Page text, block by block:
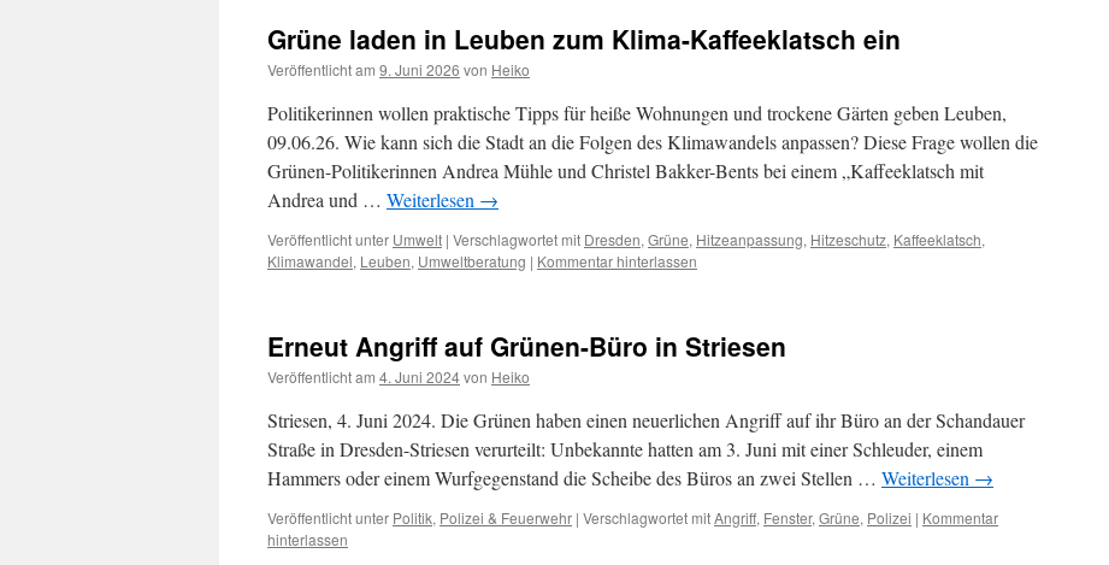
Grüne laden in Leuben zum Klima-Kaffeeklatsch ein
Veröffentlicht am 9. Juni 2026 von Heiko
Politikerinnen wollen praktische Tipps für heiße Wohnungen und trockene Gärten geben Leuben,
09.06.26. Wie kann sich die Stadt an die Folgen des Klimawandels anpassen? Diese Frage wollen die
Grünen-Politikerinnen Andrea Mühle und Christel Bakker-Bents bei einem „Kaffeeklatsch mit
Andrea und … Weiterlesen →
Veröffentlicht unter Umwelt | Verschlagwortet mit Dresden, Grüne, Hitzeanpassung, Hitzeschutz, Kaffeeklatsch,
Klimawandel, Leuben, Umweltberatung | Kommentar hinterlassen
Erneut Angriff auf Grünen-Büro in Striesen
Veröffentlicht am 4. Juni 2024von Heiko
Striesen, 4. Juni 2024. Die Grünen haben einen neuerlichen Angriff auf ihr Büro an der Schandauer
Straße in Dresden-Striesen verurteilt: Unbekannte hatten am 3. Juni mit einer Schleuder, einem
Hammers oder einem Wurfgegenstand die Scheibe des Büros an zwei Stellen … Weiterlesen →
Veröffentlicht unter Politik, Polizei & Feuerwehr | Verschlagwortet mitAngriff, Fenster, Grüne, Polizei | Kommentar
hinterlassen